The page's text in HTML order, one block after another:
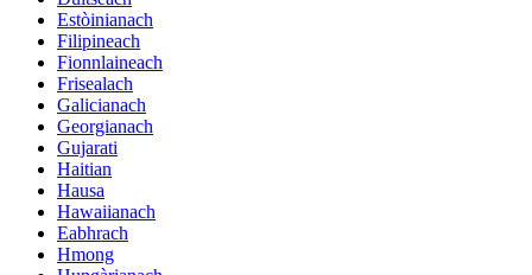
Estòinianach
Filipineach
Fionnlaineach
Frisealach
Galicianach
Georgianach
Gujarati
Haitian
Hausa
Hawaiianach
Eabhrach
Hmong